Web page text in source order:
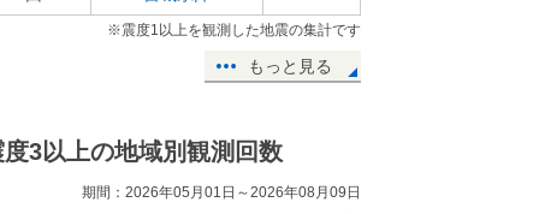
※震度1以上を観測した地震の集計です
もっと見る
度3以上の地域別観測回数
期間：2026年05月01日～2026年08月09日